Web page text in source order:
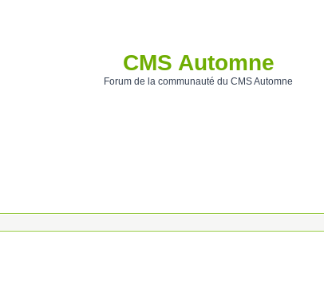
CMS Automne
Forum de la communauté du CMS Automne